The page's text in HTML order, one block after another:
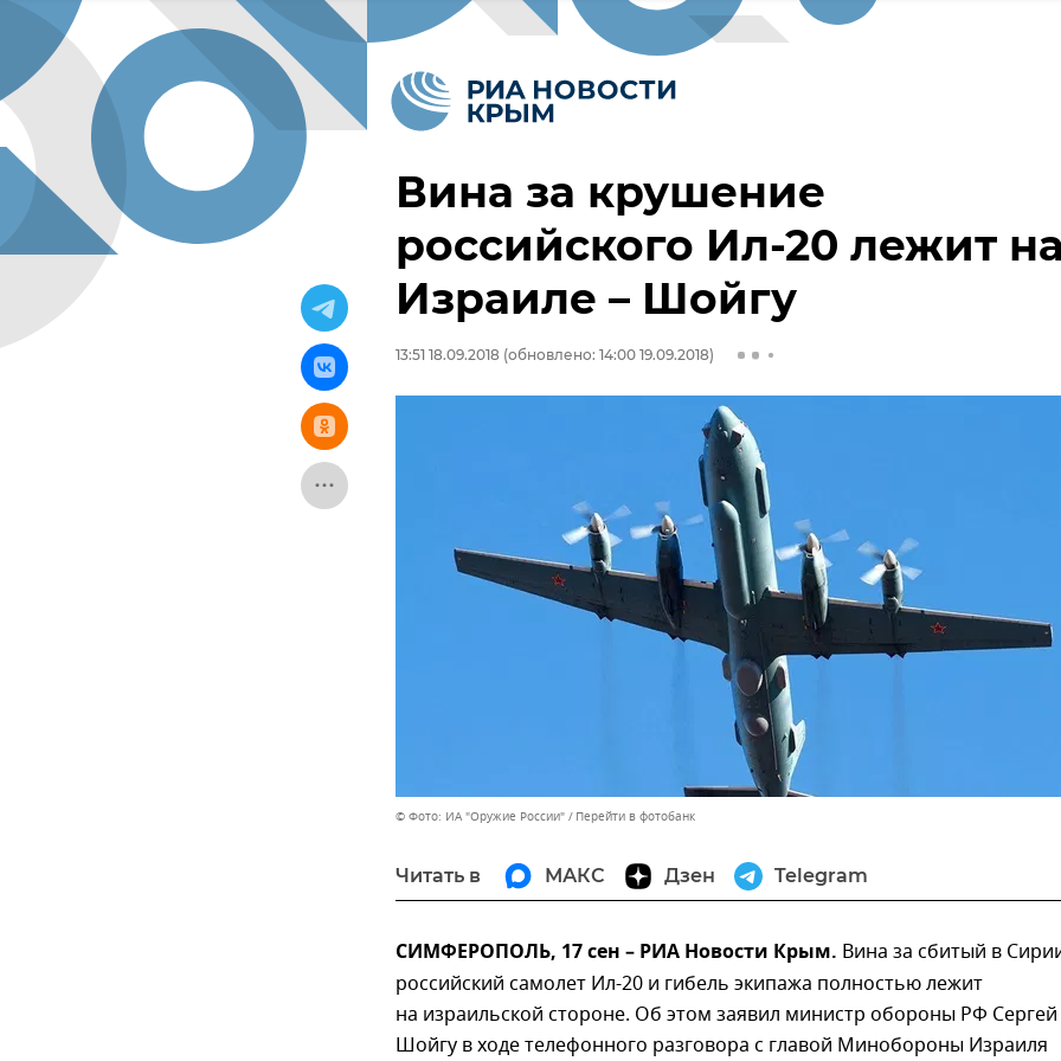
Вина за крушение
российского Ил-20 лежит
Израиле – Шойгу
13:51 18.09.2018 (обновлено: 14:00 19.09.2018)
© Фото: ИА "Оружие России" Перейти в фотобанк
Читать в МАКС Дзен Telegram
СИМФЕРОПОЛЬ, 17 сен – РИА Новости Крым. Вина за сбитый в
российский самолет Ил-20 и гибель экипажа полностью лежит
на израильской стороне. Об этом заявил министр обороны РФ Сергей
Шойгу в ходе телефонного разговора с главой Минобороны Израиля